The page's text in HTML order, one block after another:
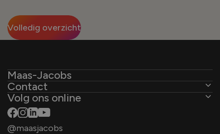
Volledig overzicht
Maas-Jacobs
Over ons
Wat we doen
Ontwikkelaar
Contact
De Ambachten 31
4881 XZ Zundert
Volg ons online
@maasjacobs